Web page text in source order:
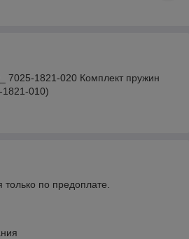
7025-1821-020 Комплект пружин
1821-010)
только по предоплате.